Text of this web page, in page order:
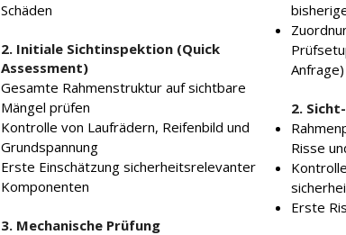
Schäden
2. Initiale Sichtinspektion (Quick
Assessment)
Gesamte Rahmenstruktur auf sichtbare
Mängel prüfen
Kontrolle von Laufrädern, Reifenbild und
Grundspannung
Erste Einschätzung sicherheitsrelevanter
Komponenten
3. Mechanische Prüfung
Anfrage)
2.
Risse
Erste